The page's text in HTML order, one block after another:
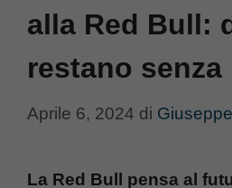
alla Red Bull:
restano
Aprile 6, 2024 di
La Red Bull pensa al